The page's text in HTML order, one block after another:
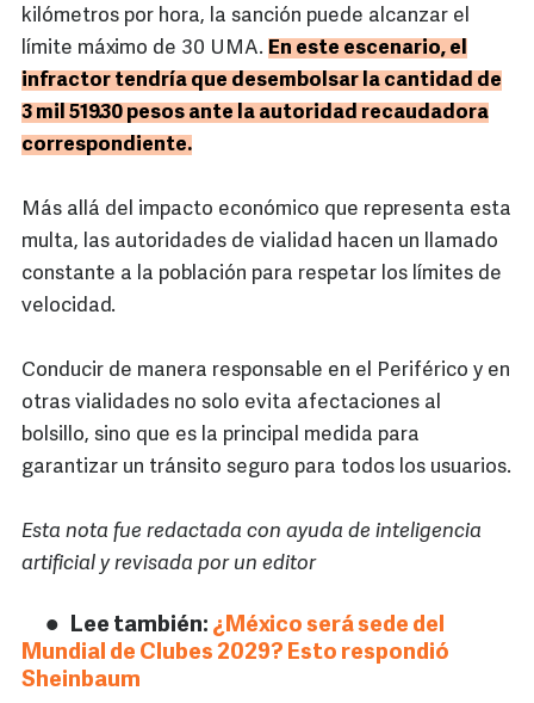
kilómetros por hora, la sanción puede alcanzar el
límite máximo de 30 UMA. En este escenario, el
infractor tendría que desembolsar la cantidad de
3 mil 519.30 pesos ante la autoridad recaudadora
correspondiente.
Más allá del impacto económico que representa esta
multa, las autoridades de vialidad hacen un llamado
constante a la población para respetar los límites de
velocidad.
Conducir de manera responsable en el Periférico y en
otras vialidades no solo evita afectaciones al
bolsillo, sino que es la principal medida para
garantizar un tránsito seguro para todos los usuarios.
Esta nota fue redactada con ayuda de inteligencia
artificial y revisada por un editor
Lee también: ¿México será sede del
Mundial de Clubes 2029? Esto respondió
Sheinbaum